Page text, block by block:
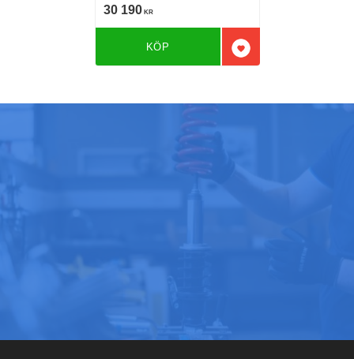
30 190KR
Lägg till i favoriter
KÖP